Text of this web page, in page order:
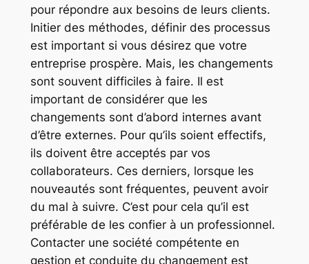
pour répondre aux besoins de leurs clients.
Initier des méthodes, définir des processus
est important si vous désirez que votre
entreprise prospère. Mais, les changements
sont souvent difficiles à faire. Il est
important de considérer que les
changements sont d’abord internes avant
d’être externes. Pour qu’ils soient effectifs,
ils doivent être acceptés par vos
collaborateurs. Ces derniers, lorsque les
nouveautés sont fréquentes, peuvent avoir
du mal à suivre. C’est pour cela qu’il est
préférable de les confier à un professionnel.
Contacter une société compétente en
gestion et conduite du changement est